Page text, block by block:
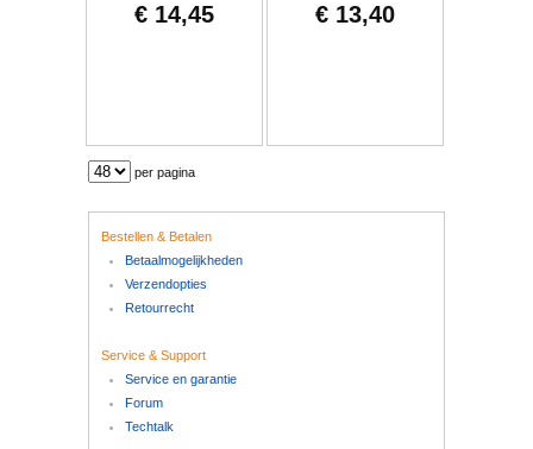
€ 14,45 € 13,40
per pagina
Bestellen & Betalen
Betaalmogelijkheden
Verzendopties
Retourrecht
Service & Support
Service en garantie
Forum
Techtalk